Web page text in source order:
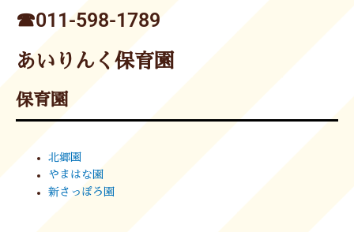
☎︎011-598-1789
あいりんく保育園
保育園
北郷園
やまはな園
新さっぽろ園